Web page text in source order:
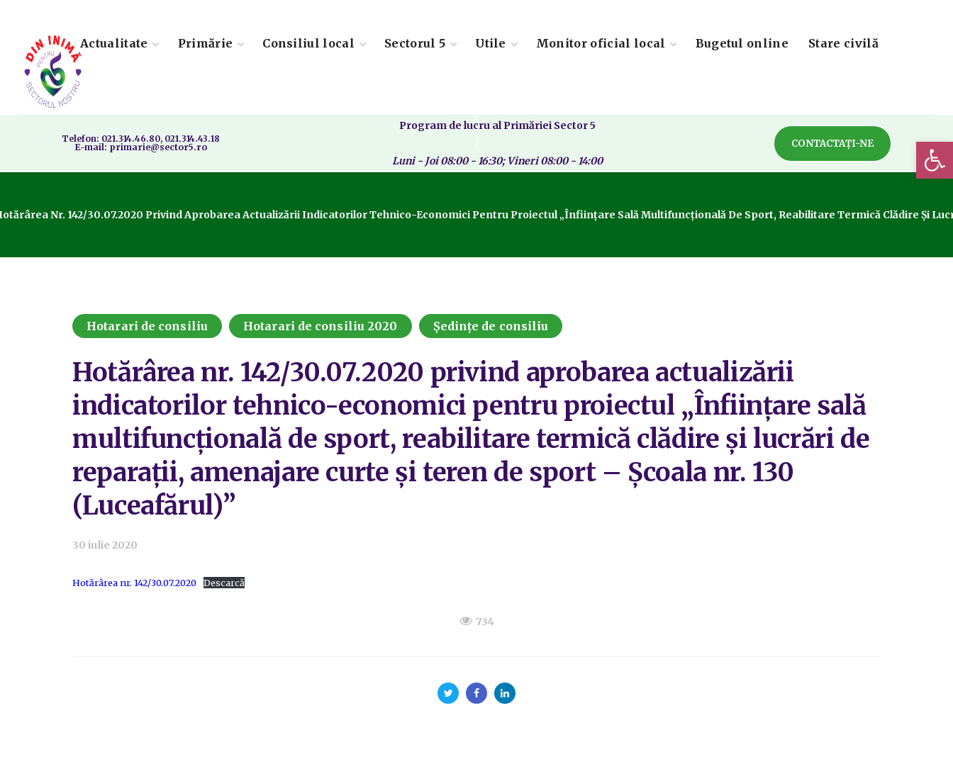
Actualitate Primărie Consiliul local Sectorul 5 Utile Monitor oficial local Bugetul online Stare civilă
Telefon: 021.314.46.80, 021.314.43.18
E-mail: primarie@sector5.ro
Program de lucru al Primăriei Sector 5
Luni - Joi 08:00 - 16:30; Vineri 08:00 - 14:00
CONTACTAȚI-NE
Nr. 142/30.07.2020 Privind Aprobarea Actualizării Indicatorilor Tehnico-Economici Pentru Proiectul „Înființare Sală Multifuncțională De Sport, Reabilitare Termică Clădire Și
Hotarari de consiliu Hotarari de consiliu 2020 Ședințe de consiliu
Hotărârea nr. 142/30.07.2020 privind aprobarea actualizării
indicatorilor tehnico-economici pentru proiectul „Înființare sală
multifuncțională de sport, reabilitare termică clădire și lucrări de
reparații, amenajare curte și teren de sport – Școala nr. 130
(Luceafărul)”
30 iulie 2020
Hotărârea nr. 142/30.07.2020 Descarcă
734